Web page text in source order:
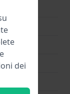
dei